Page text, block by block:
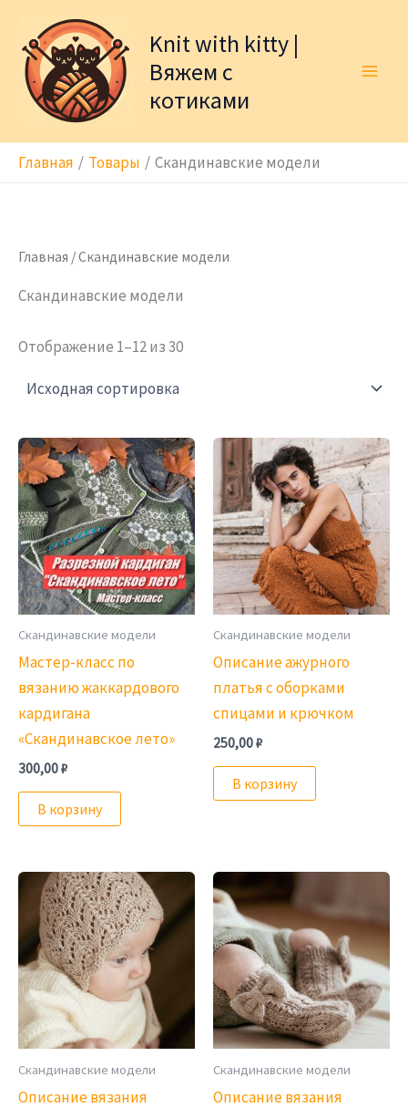
содержимому
Knit with kitty |
Вяжем с
котиками
Главная Товары Скандинавские модели
Главная / Скандинавские модели
Скандинавские модели
Отображение 1–12 из 30
Скандинавские модели
Мастер-класс по
вязанию жаккардового
кардигана
«Скандинавское лето»
300,00₽
В корзину
Скандинавские модели
Описание ажурного
платья с оборками
спицами и крючком
250,00₽
В корзину
Скандинавские модели
Описание вязания
Скандинавские модели
Описание вязания